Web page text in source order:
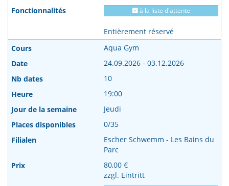
à la liste d'attente
Entièrement réservé
Aqua Gym
24.09.2026 - 03.12.2026
10
19:00
Jeudi
0/35
Escher Schwemm - Les Bains du
Parc
80,00 €
zzgl. Eintritt